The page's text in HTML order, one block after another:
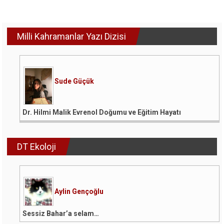
Milli Kahramanlar Yazı Dizisi
Sude Güçük
Dr. Hilmi Malik Evrenol Doğumu ve Eğitim Hayatı
DT Ekoloji
Aylin Gençoğlu
Sessiz Bahar’a selam…